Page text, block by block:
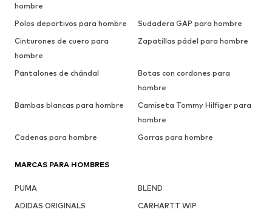
hombre
Polos deportivos para hombre
Sudadera GAP para hombre
Cinturones de cuero para
hombre
Zapatillas pádel para hombre
Pantalones de chándal
Botas con cordones para
hombre
Bambas blancas para hombre
Camiseta Tommy Hilfiger para
hombre
Cadenas para hombre
Gorras para hombre
MARCAS PARA HOMBRES
PUMA
BLEND
ADIDAS ORIGINALS
CARHARTT WIP